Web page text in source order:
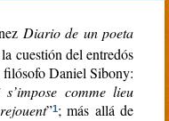
Diario de un poeta
cuestión del entredós
filósofo Daniel Sibony:
s’impose comme lieu
”1; más allá de